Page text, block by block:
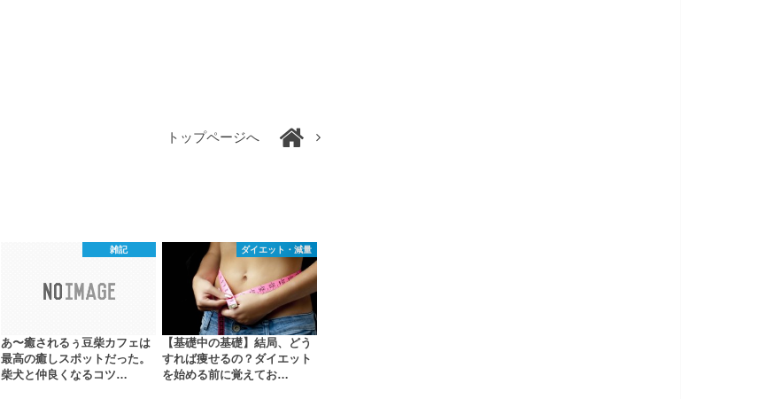
トップページへ
雑記
あ〜癒されるぅ豆柴カフェは
最高の癒しスポットだった。
柴犬と仲良くなるコツ…
ダイエット・減量
【基礎中の基礎】結局、どう
すれば痩せるの？ダイエット
を始める前に覚えてお…